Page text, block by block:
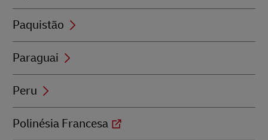
Paquistão
Paraguai
Peru
Polinésia Francesa